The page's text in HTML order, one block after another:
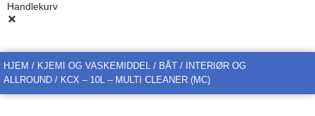
Handlekurv
HJEM / KJEMI OG VASKEMIDDEL / BÅT /
INTERIØR OG
ALLROUND / KCX – 10L – MULTI CLEANER (MC)